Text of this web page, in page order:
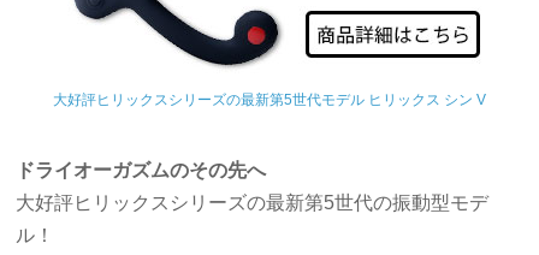
大好評ヒリックスシリーズの最新第5世代モデル ヒリックス シン V
ドライオーガズムのその先へ
大好評ヒリックスシリーズの最新第5世代の振動型モデ
ル！